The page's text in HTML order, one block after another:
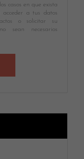
casos en que exista
acceder a tus datos
o solicitar su
sean necesarios